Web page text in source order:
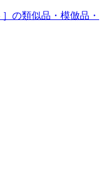
の類似品・模倣品・